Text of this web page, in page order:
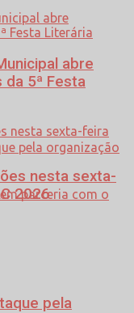
pela
abre
5ª Festa
nesta sexta-
2026